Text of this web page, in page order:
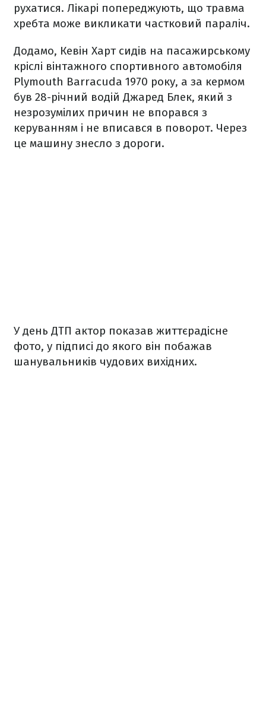
рухатися. Лікарі попереджують, що травма
хребта може викликати частковий параліч.
Додамо, Кевін Харт сидів на пасажирському
кріслі вінтажного спортивного автомобіля
Plymouth Barracuda 1970 року, а за кермом
був 28-річний водій Джаред Блек, який з
незрозумілих причин не впорався з
керуванням і не вписався в поворот. Через
це машину знесло з дороги.
У день ДТП актор показав життєрадісне
фото, у підписі до якого він побажав
шанувальників чудових вихідних.